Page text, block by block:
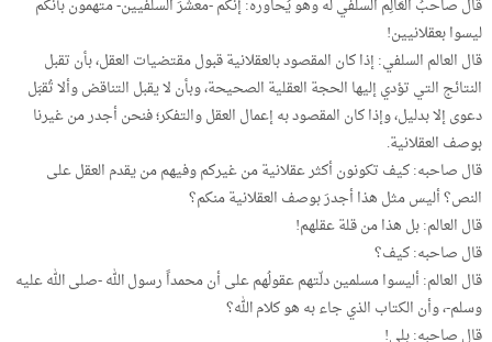
قال صاحبُ العَالِم السلفي له وهو يُحاوره: إنكم -معشرَ السلفيين- متهمون بأنكم
ليسوا بعقلانيين!
قال العالم السلفي: إذا كان المقصود بالعقلانية قبول مقتضيات العقل، بأن تقبل
النتائج التي تؤدي إليها الحجة العقلية الصحيحة، وبأن لا يقبل التناقض وألا تُقبَل
دعوى إلا بدليل، وإذا كان المقصود به إعمال العقل والتفكر؛ فنحن أجدر من غيرنا
بوصف العقلانية.
قال صاحبه: كيف تكونون أكثر عقلانية من غيركم وفيهم من يقدم العقل على
النص؟ أليس مثل هذا أجدرَ بوصف العقلانية منكم؟
قال العالم: بل هذا من قلة عقلهم!
قال صاحبه: كيف؟
قال العالم: أليسوا مسلمين دلّتهم عقولُهم على أن محمداً رسول الله -صلى الله عليه
وسلم-، وأن الكتاب الذي جاء به هو كلام الله؟
قال صاحبه: بلى!